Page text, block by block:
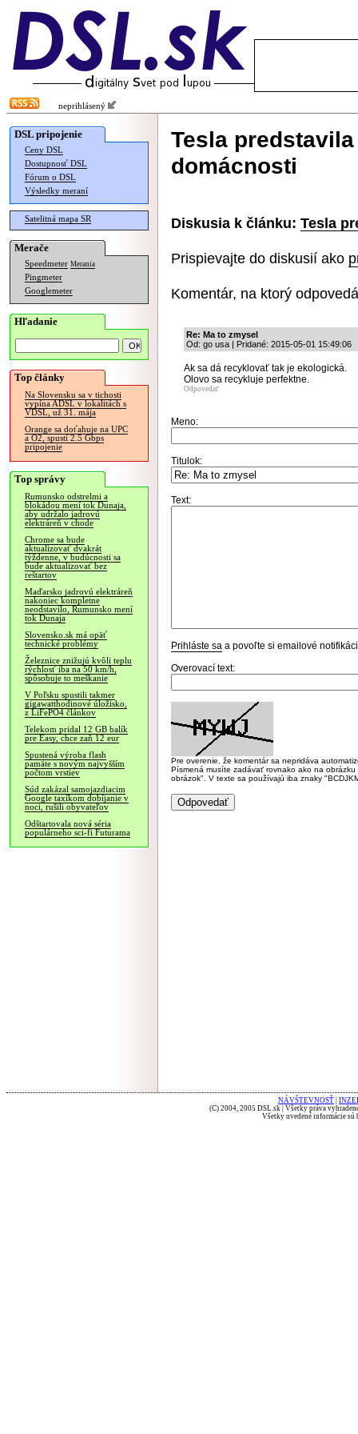
neprihlásený
DSL pripojenie
Ceny DSL
Dostupnosť DSL
Fórum o DSL
Výsledky meraní
Satelitná mapa SR
Merače
Speedmeter Merania
Pingmeter
Googlemeter
Hľadanie
Top články
Na Slovensku sa v tichosti
vypína ADSL v lokalitách s
VDSL, už 31. mája
Orange sa doťahuje na UPC
a O2, spustí 2.5 Gbps
pripojenie
Top správy
Rumunsko odstrelmi a
blokádou mení tok Dunaja,
aby udržalo jadrovú
elektráreň v chode
Chrome sa bude
aktualizovať dvakrát
týždenne, v budúcnosti sa
bude aktualizovať bez
reštartov
Maďarsko jadrovú elektráreň
nakoniec kompletne
neodstavilo, Rumunsko mení
tok Dunaja
Slovensko.sk má opäť
technické problémy
Železnice znižujú kvôli teplu
rýchlosť iba na 50 km/h,
spôsobuje to meškanie
V Poľsku spustili takmer
gigawatthodinové úložisko,
z LiFePO4 článkov
Telekom pridal 12 GB balík
pre Easy, chce zaň 12 eur
Spustená výroba flash
pamäte s novým najvyšším
počtom vrstiev
Súd zakázal samojazdiacim
Google taxíkom dobíjanie v
noci, rušili obyvateľov
Odštartovala nová séria
populárneho sci-fi Futurama
Tesla
domácnosti
Diskusia k článku: Tesla
Prispievajte do diskusií ako
Komentár, na ktorý
Re: Ma to zmysel
Od: go usa | Pridané: 2015-05-01 15:49:06
Ak sa dá recyklovať tak je ekologická.
Olovo sa recykluje perfektne.
Odpovedať
Meno:
Titulok:
Text:
Prihláste sa a povoľte si emailové
Overovací text:
Pre overenie, že komentár sa nepridáva
Písmená musíte zadávať rovnako ako na
obrázok". V texte sa používajú iba znaky
NÁVŠTEVNOSŤ
(C) 2004, 2005 DSL.sk | Všetky práva
Všetky uvedené informácie sú